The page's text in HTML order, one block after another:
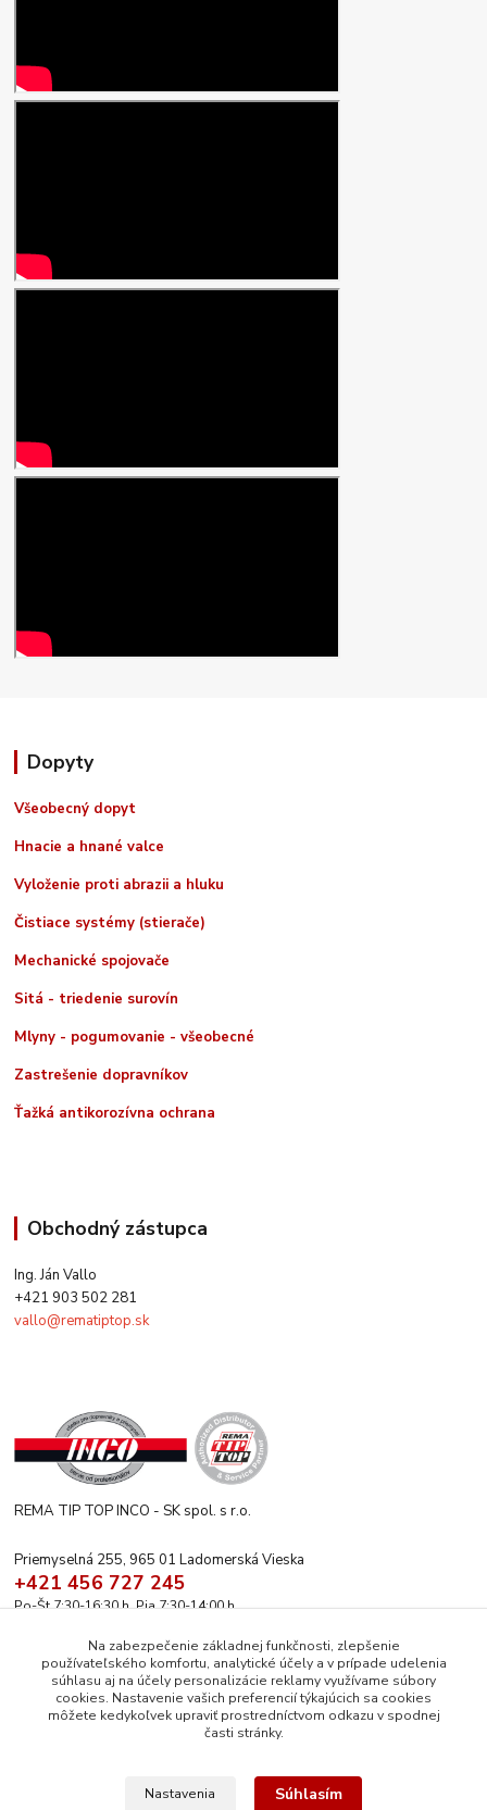
Dopyty
Všeobecný dopyt
Hnacie a hnané valce
Vyloženie proti abrazii a hluku
Čistiace systémy (stierače)
Mechanické spojovače
Sitá - triedenie surovín
Mlyny - pogumovanie - všeobecné
Zastrešenie dopravníkov
Ťažká antikorozívna ochrana
Obchodný zástupca
Ing. Ján Vallo
+421 903 502 281
vallo@rematiptop.sk
REMA TIP TOP INCO - SK spol. s r.o.
Priemyselná 255, 965 01 Ladomerská Vieska
+421 456 727 245
Po-Št 7:30-16:30 h. Pia 7:30-14:00 h.
rematiptop@rematiptop.sk
Na zabezpečenie základnej funkčnosti, zlepšenie
používateľského komfortu, analytické účely a v prípade udelenia
súhlasu aj na účely personalizácie reklamy využívame súbory
cookies. Nastavenie vašich preferencií týkajúcich sa cookies
môžete kedykoľvek upraviť prostredníctvom odkazu v spodnej
časti stránky.
Nastavenia Súhlasím